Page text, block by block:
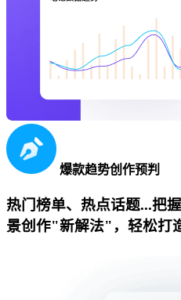
爆款趋势创作预判
热门榜单、热点话题...把
景创作"新解法"，轻松打